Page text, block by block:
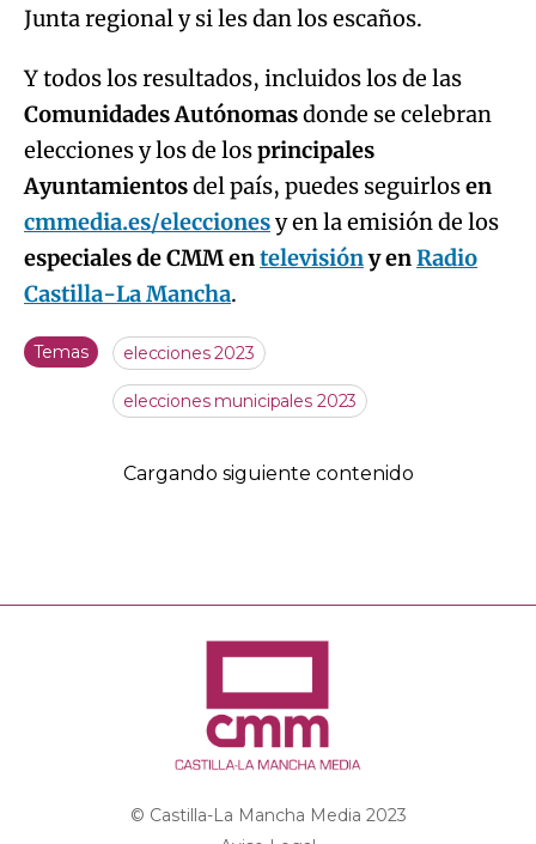
Junta regional y si les dan los escaños.
Y todos los resultados, incluidos los de las
Comunidades Autónomasdonde se celebran
elecciones y los de losprincipales
Ayuntamientosdel país, puedes seguirlosen
cmmedia.es/eleccionesy en la emisión de los
especiales de CMM entelevisióny enRadio
Castilla-La Mancha.
Temas elecciones 2023
elecciones municipales 2023
Cargando siguiente contenido
© Castilla-La Mancha Media 2023